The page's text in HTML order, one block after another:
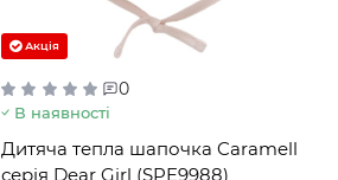
Акція
0
В наявності
Дитяча тепла шапочка Caramell
серія Dear Girl (SPE9988)